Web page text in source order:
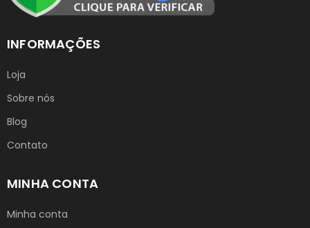
INFORMAÇÕES
Loja
Sobre nós
Blog
Contato
MINHA CONTA
Minha conta